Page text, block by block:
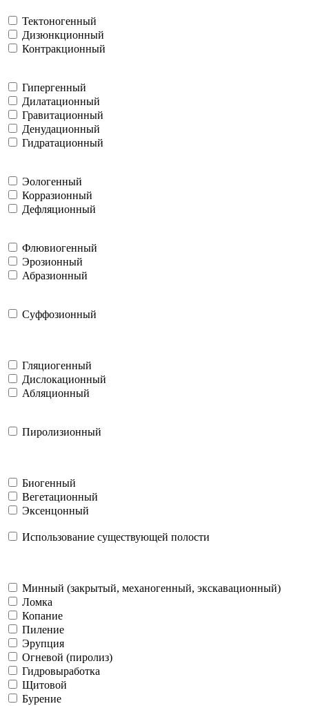
Тектоногенный
Дизюнкционный
Контракционный
Гипергенный
Дилатационный
Гравитационный
Денудационный
Гидратационный
Эологенный
Корразионный
Дефляционный
Флювиогенный
Эрозионный
Абразионный
Суффозионный
Гляциогенный
Дислокационный
Абляционный
Пиролизионный
Биогенный
Вегетационный
Эксенцонный
Использование существующей полости
Минный (закрытый, механогенный, экскавационный)
Ломка
Копание
Пиление
Эрупция
Огневой (пиролиз)
Гидровыработка
Щитовой
Бурение